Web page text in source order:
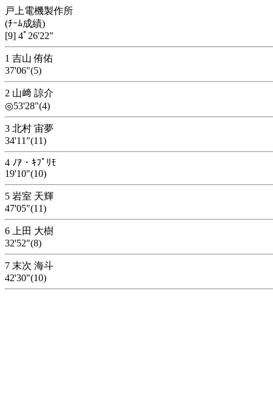
戸上電機製作所
(ﾁｰﾑ成績)
[9] 4ﾟ26'22"
1 吉山 侑佑
37'06"(5)
2 山﨑 諒介
◎53'28"(4)
3 北村 宙夢
34'11"(11)
4 ﾉｱ・ｷﾌﾟﾘﾓ
19'10"(10)
5 岩室 天輝
47'05"(11)
6 上田 大樹
32'52"(8)
7 末次 海斗
42'30"(10)